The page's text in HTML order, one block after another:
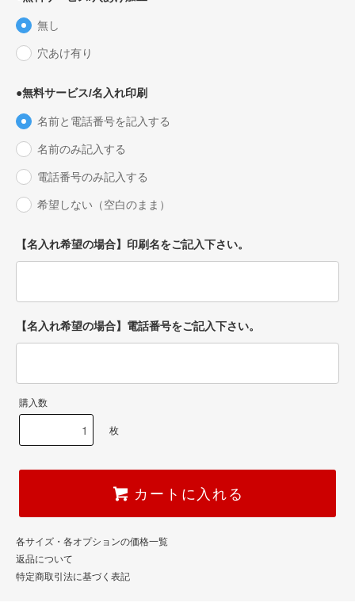
無し
穴あけ有り
●無料サービス/名入れ印刷
名前と電話番号を記入する
名前のみ記入する
電話番号のみ記入する
希望しない（空白のまま）
【名入れ希望の場合】印刷名をご記入下さい。
【名入れ希望の場合】電話番号をご記入下さい。
購入数
枚
カートに入れる
各サイズ・各オプションの価格一覧
返品について
特定商取引法に基づく表記